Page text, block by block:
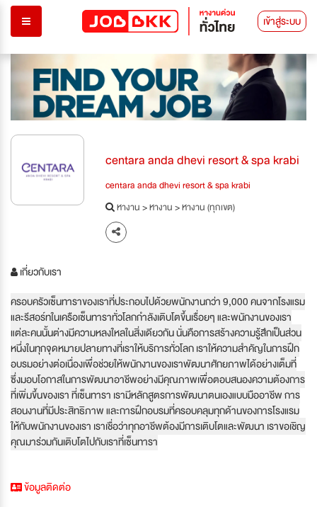
เข้าสู่ระบบ
centara anda dhevi resort & spa krabi
centara anda dhevi resort & spa krabi
หางาน>หางาน>หางาน (ทุกเขต)
เกี่ยวกับเรา
ครอบครัวเซ็นทาราของเราที่ประกอบไปด้วยพนักงานกว่า 9,000 คนจากโรงแรม
และรีสอร์ทในเครือเซ็นทาราทั่วโลกกำลังเติบโตขึ้นเรื่อยๆ และพนักงานของเรา
แต่ละคนนั้นต่างมีความหลงใหลในสิ่งเดียวกัน นั่นคือการสร้างความรู้สึกเป็นส่วน
หนึ่งในทุกจุดหมายปลายทางที่เราให้บริการทั่วโลก เราให้ความสำคัญในการฝึก
อบรมอย่างต่อเนื่องเพื่อช่วยให้พนักงานของเราพัฒนาศักยภาพได้อย่างเต็มที่
ซึ่งมอบโอกาสในการพัฒนาอาชีพอย่างมีคุณภาพเพื่อตอบสนองความต้องการ
ที่เพิ่มขึ้นของเรา ที่เซ็นทารา เรามีหลักสูตรการพัฒนาตนเองแบบมืออาชีพ การ
สอนงานที่มีประสิทธิภาพ และการฝึกอบรมที่ครอบคลุมทุกด้านของการโรงแรม
ให้กับพนักงานของเรา เราเชื่อว่าทุกอาชีพต้องมีการเติบโตและพัฒนา เราขอเชิญ
คุณมาร่วมกันเติบโตไปกับเราที่เซ็นทารา
ข้อมูลติดต่อ